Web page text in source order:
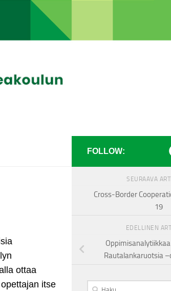
ottaa
itse
FOLLOW:
SEURAAVA
Cross-Border
19
EDELLINEN
Rautalankaruotsia
Haku: